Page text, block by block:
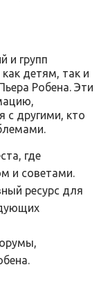
и групп
детям, так и
Робена. Эти
с другими, кто
где
и советами.
ресурс для